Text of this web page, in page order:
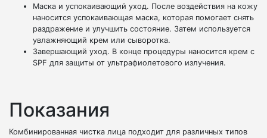
Маска и успокаивающий уход. После воздействия на кожу
наносится успокаивающая маска, которая помогает снять
раздражение и улучшить состояние. Затем используется
увлажняющий крем или сыворотка.
Завершающий уход. В конце процедуры наносится крем с
SPF для защиты от ультрафиолетового излучения.
Показания
Комбинированная чистка лица подходит для различных типов